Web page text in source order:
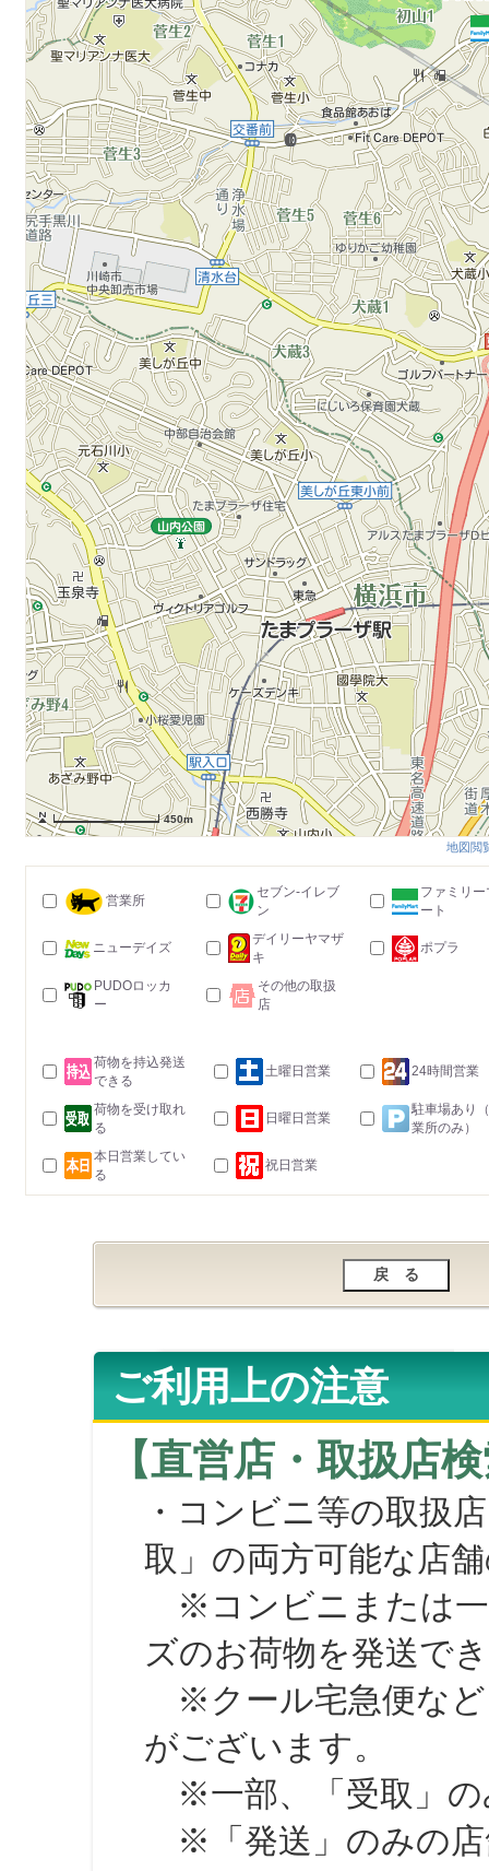
450m
地図閲
営業所
セブン-イレブ
ン
ファミリー
ート
ニューデイズ
デイリーヤマザ
キ
ポプラ
PUDOロッカ
ー
その他の取扱
店
荷物を持込発送
できる
土曜日営業 24時間営業
荷物を受け取れ
る
日曜日営業
駐車場あり
業所のみ）
本日営業してい
る
祝日営業
ご利用上の注意
【直営店・取扱店
・コンビニ等の取扱
取」の両方可能な店
※コンビニまたは一
ズのお荷物を発送で
※クール宅急便など
がございます。
※一部、「受取」の
※「発送」のみの店